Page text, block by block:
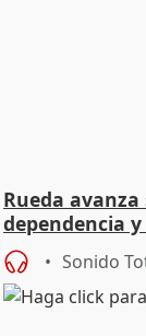
Rueda avanza
dependencia
vivienda
Sonido